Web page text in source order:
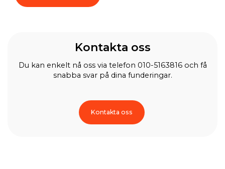
Kontakta oss
Du kan enkelt nå oss via telefon 010-5163816 och få
snabba svar på dina funderingar.
Kontakta oss